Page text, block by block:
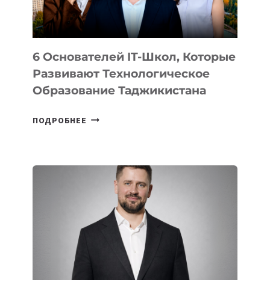
OPENAI
6 Основателей IT-Школ, Которые
Развивают Технологическое
Образование Таджикистана
ПОДРОБНЕЕ 6
КОТОРЫЕ
РАЗВИВАЮТ
ТЕХНОЛОГИЧЕСКОЕ
ОБРАЗОВАНИЕ
ТАДЖИКИСТАНА